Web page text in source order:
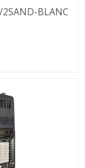
2SAND-BLANC